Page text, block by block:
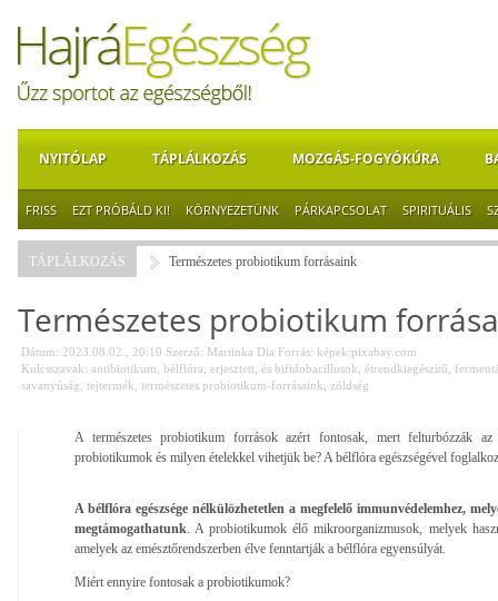
NYITÓLAP TÁPLÁLKOZÁS MOZGÁS-FOGYÓKÚRA
FRISS EZT PRÓBÁLD KI! KÖRNYEZETÜNK PÁRKAPCSOLAT SPIRITUÁLIS
TÁPLÁLKOZÁS Természetes probiotikum forrásaink
Természetes probiotikum
Dátum: 2023.08.02., 20:10 Szerző: Martinka Dia Forrás: képek:pixabay.com
Kulcsszavak: antibiotikum bélflóra erjesztett és bifidobacillusok étrendkiegészítő
savanyúság tejtermék természetes probiotikum-forrásaink zöldség
A természetes probiotikum források azért fontosak, mert felturbózzák
probiotikumok és milyen ételekkel vihetjük be? A bélflóra egészségével
A bélflóra egészsége nélkülözhetetlen a megfelelő immunvédelemhez,
megtámogathatunk . A probiotikumok élő mikroorganizmusok, melyek
amelyek az emésztőrendszerben élve fenntartják a bélflóra egyensúlyát.
Miért ennyire fontosak a probiotikumok?